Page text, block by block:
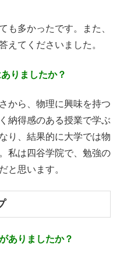
も多かったです。また、
えてくださいました。
りましたか？
から、物理に興味を持つ
納得感のある授業で学ぶ
り、結果的に大学では物
私は四谷学院で、勉強の
と思います。
ありましたか？